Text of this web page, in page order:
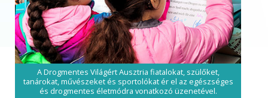
A Drogmentes Világért Ausztria fiatalokat, szülőket,
tanárokat, művészeket és sportolókat ér el az egészséges
és drogmentes életmódra vonatkozó üzenetével.